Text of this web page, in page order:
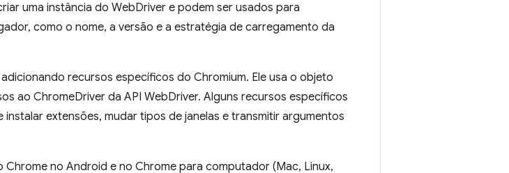
uma instância do WebDriver e podem ser usados para
como o nome, a versão e a estratégia de carregamento da
recursos específicos do Chromium. Ele usa o objeto
ao ChromeDriver da API WebDriver. Alguns recursos específicos
extensões, mudar tipos de janelas e transmitir argumentos
no Android e no Chrome para computador (Mac, Linux,